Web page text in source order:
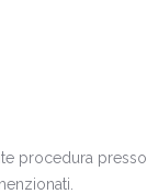
procedura